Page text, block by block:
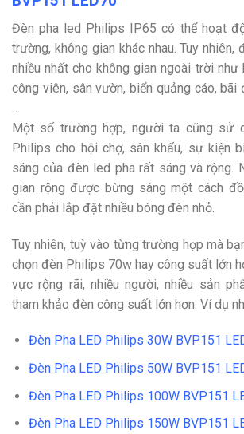
Đèn pha led Philips IP65 có thể hoạt
trường, không gian khác nhau. Tuy
nhiều nhất cho không gian ngoài trời như
công viên, sân vườn, biển quảng cáo, bãi
…
Một số trường hợp, người ta cũng sử
Philips cho hội chợ, sân khấu, sự kiện
sáng của đèn led pha rất sáng và rộng.
gian rộng được bừng sáng một cách
cần phải lắp đặt nhiều bóng đèn nhỏ.
Tuy nhiên, tuỳ vào từng trường hợp mà
chọn đèn Philips 70w hay công suất lớn
vực rộng rãi, nhiều người, nhiều sản
tham khảo đèn công suất lớn hơn. Ví dụ
Đèn Pha LED Philips 30W BVP151
Đèn Pha LED Philips 50W BVP151
Đèn Pha LED Philips 100W BVP151
Đèn Pha LED Philips 150W BVP151